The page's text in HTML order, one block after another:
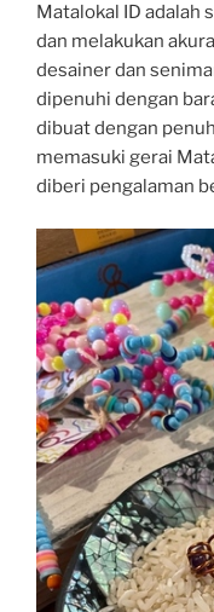
Matalokal ID adalah
dan melakukan
desainer dan
dipenuhi dengan
dibuat dengan
memasuki gerai
diberi pengalaman